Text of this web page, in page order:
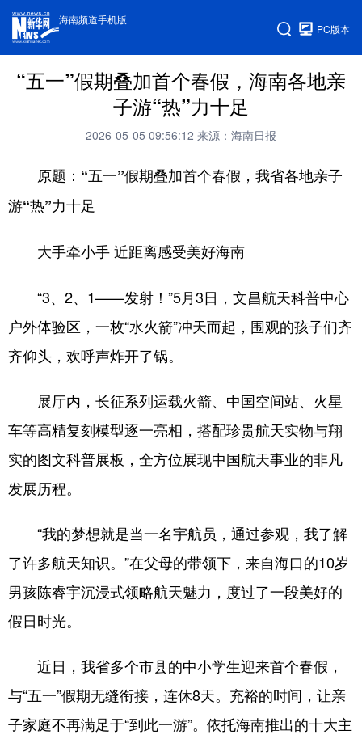
海南频道手机版
PC版本
“五一”假期叠加首个春假，海南各地亲
子游“热”力十足
2026-05-05 09:56:12 来源：海南日报
原题：“五一”假期叠加首个春假，我省各地亲子
游“热”力十足
大手牵小手 近距离感受美好海南
“3、2、1——发射！”5月3日，文昌航天科普中心
户外体验区，一枚“水火箭”冲天而起，围观的孩子们齐
齐仰头，欢呼声炸开了锅。
展厅内，长征系列运载火箭、中国空间站、火星
车等高精复刻模型逐一亮相，搭配珍贵航天实物与翔
实的图文科普展板，全方位展现中国航天事业的非凡
发展历程。
“我的梦想就是当一名宇航员，通过参观，我了解
了许多航天知识。”在父母的带领下，来自海口的10岁
男孩陈睿宇沉浸式领略航天魅力，度过了一段美好的
假日时光。
近日，我省多个市县的中小学生迎来首个春假，
与“五一”假期无缝衔接，连休8天。充裕的时间，让亲
子家庭不再满足于“到此一游”。依托海南推出的十大主